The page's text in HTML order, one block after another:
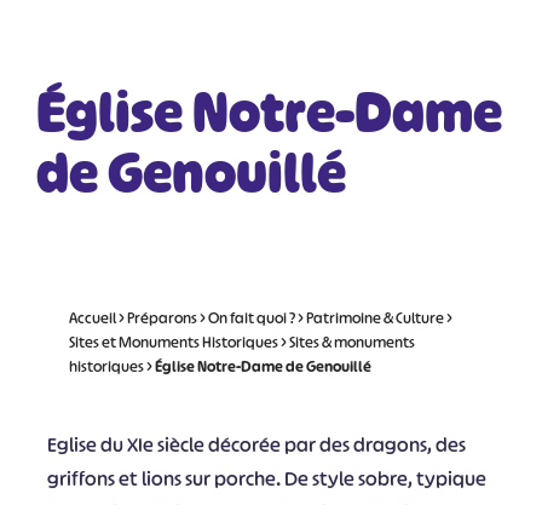
Église Notre-Dame
de Genouillé
Accueil>Préparons>On fait quoi ?>Patrimoine & Culture>
Sites et Monuments Historiques>Sites & monuments
historiques>Église Notre-Dame de Genouillé
Eglise du XIe siècle décorée par des dragons, des
griffons et lions sur porche. De style sobre, typique